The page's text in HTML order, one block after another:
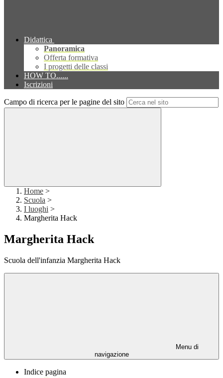
Didattica
Panoramica
Offerta formativa
I progetti delle classi
HOW TO......
Iscrizioni
Campo di ricerca per le pagine del sito
Home >
Scuola >
I luoghi >
Margherita Hack
Margherita Hack
Scuola dell'infanzia Margherita Hack
Menu di
navigazione
Indice pagina